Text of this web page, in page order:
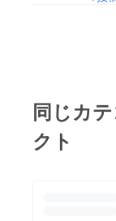
ボヤ
ルナ
同じカ
クト